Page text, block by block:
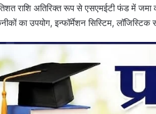
राशि अतिरिक्त रूप से एसएमईटी फंड में
का उपयोग, इन्फॉर्मेशन सिस्टिम,